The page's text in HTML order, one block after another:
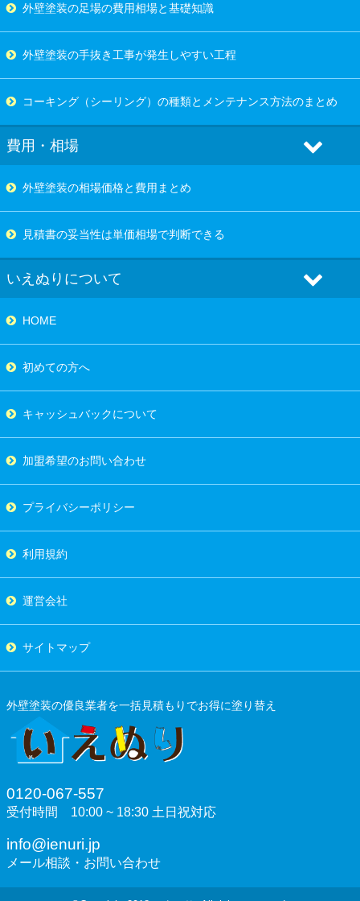
外壁塗装の足場の費用相場と基礎知識
外壁塗装の手抜き工事が発生しやすい工程
コーキング（シーリング）の種類とメンテナンス方法のまとめ
費用・相場
外壁塗装の相場価格と費用まとめ
見積書の妥当性は単価相場で判断できる
いえぬりについて
HOME
初めての方へ
キャッシュバックについて
加盟希望のお問い合わせ
プライバシーポリシー
利用規約
運営会社
サイトマップ
外壁塗装の優良業者を一括見積もりでお得に塗り替え
0120-067-557
受付時間 10:00 ~ 18:30 土日祝対応
info@ienuri.jp
メール相談・お問い合わせ